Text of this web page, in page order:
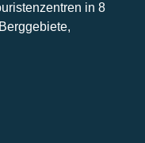
in 8